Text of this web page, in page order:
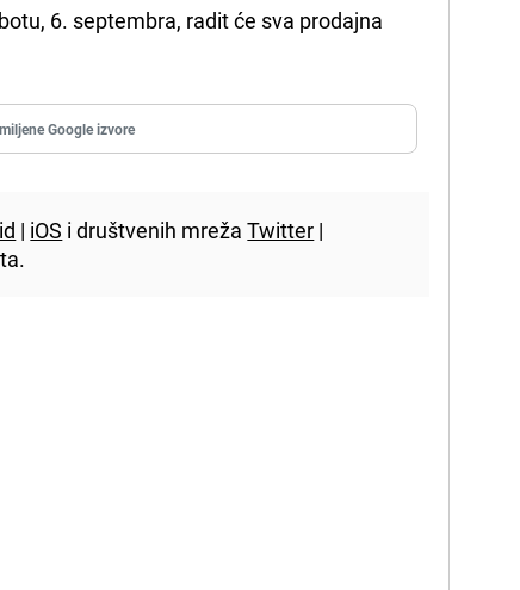
6. septembra, radit će sva prodajna
Google izvore
| iOS i društvenih mrežaTwitter |